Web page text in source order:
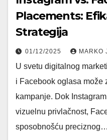
Placements:
Strategija
01/12/2025 MARKO
U svetu digitalnog
i Facebook oglasa može
kampanje. Dok
vizuelnu privlačnost,
sposobnošću preciznog…